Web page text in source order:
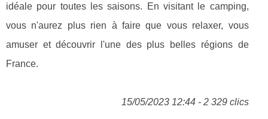
idéale pour toutes les saisons. En visitant le camping,
vous n'aurez plus rien à faire que vous relaxer, vous
amuser et découvrir l'une des plus belles régions de
France.
15/05/2023 12:44 - 2 329 clics